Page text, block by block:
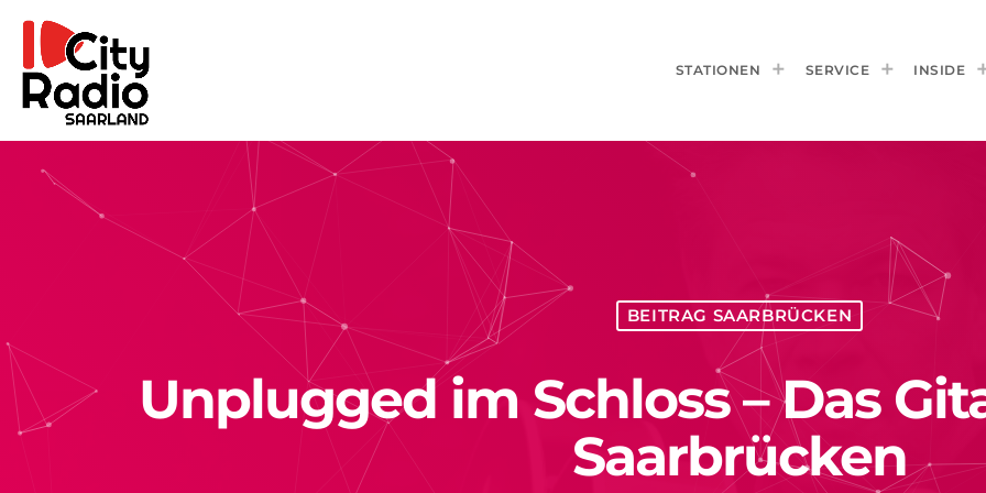
STATIONEN SERVICE INSIDE
BEITRAG SAARBRÜCKEN
Unplugged im Schloss – Das
Saarbrücken